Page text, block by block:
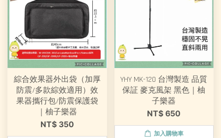
綜合效果器外出袋（加厚
防震/多款綜效適用）效
果器攜行包/防震保護袋
｜柚子樂器
NT$ 350
YHY MK-120 台灣製造 品質
保証 麥克風架 黑色｜柚
子樂器
NT$ 650
加入購物車